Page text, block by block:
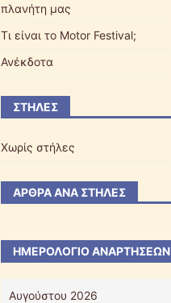
πλανήτη μας
Τι είναι το Motor Festival;
Ανέκδοτα
ΣΤΉΛΕΣ
Χωρίς στήλες
ΆΡΘΡΑ ΑΝΆ ΣΤΉΛΕΣ
ΗΜΕΡΟΛΌΓΙΟ ΑΝΑΡΤΉΣΕΩΝ
Αυγούστου 2026